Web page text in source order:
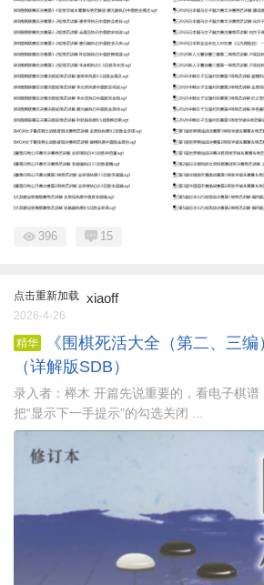
396 15
点击重新加载 xiaoff
2026-4-26
精华
《围棋死活大全（第二、三编
（详解版SDB）
录入者：榉木 开篇先说重要的，看电子棋谱
把“显示下一手提示”的勾选关闭 ...